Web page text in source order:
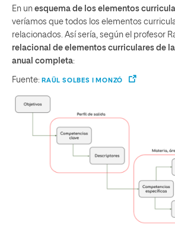
En un esquema de los elementos
veríamos que todos los elementos
relacionados. Así sería, según el profesor
relacional de elementos curriculares de
anual completa:
Fuente: RAÜL SOLBES I MONZÓ